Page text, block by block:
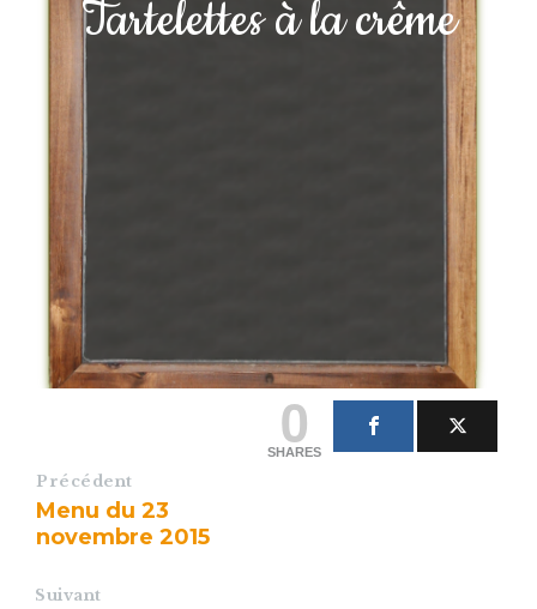
Tartelettes à la crême
0
SHARES
Précédent
Menu du 23
novembre 2015
Suivant